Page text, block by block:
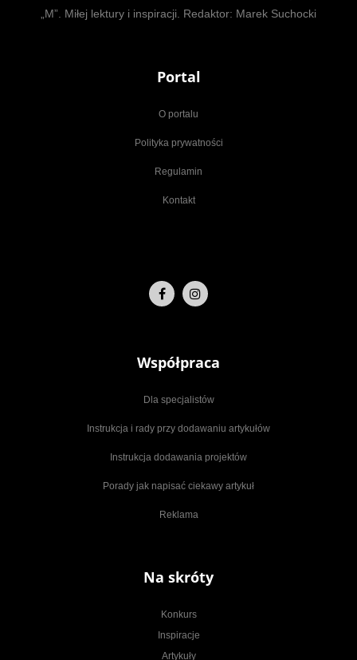
„M”. Miłej lektury i inspiracji. Redaktor: Marek Suchocki
Portal
O portalu
Polityka prywatności
Regulamin
Kontakt
Współpraca
Dla specjalistów
Instrukcja i rady przy dodawaniu artykułów
Instrukcja dodawania projektów
Porady jak napisać ciekawy artykuł
Reklama
Na skróty
Konkurs
Inspiracje
Artykuły